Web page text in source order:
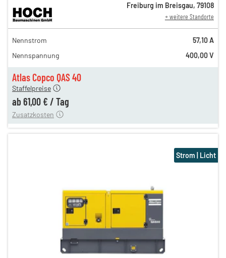
Atlas Copco QAS 40
104,00 €
86,00 €
71,00 €
Staffelpreise
ab 61,00 € / Tag
12,00 €
Zusatzkosten
Freiburg im Breisgau, 79108
+ weitere Standorte
Nennstrom
57,10 A
Nennspannung
400,00 V
Strom | Licht